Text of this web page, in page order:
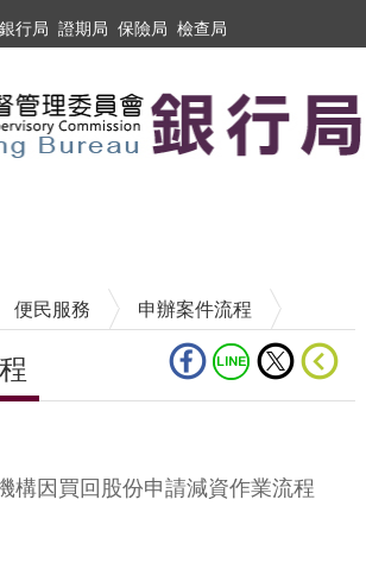
銀行局 證期局 保險局 檢查局
便民服務 申辦案件流程
構因買回股份申請減資作業流程